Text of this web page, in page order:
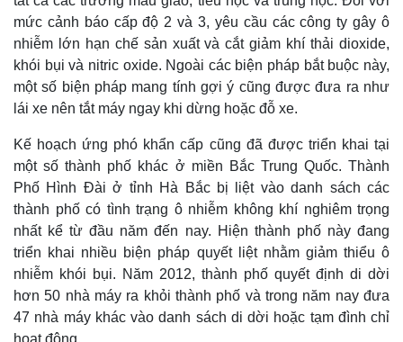
mức cảnh báo cấp độ 2 và 3, yêu cầu các công ty gây ô
nhiễm lớn hạn chế sản xuất và cắt giảm khí thải dioxide,
khói bụi và nitric oxide. Ngoài các biện pháp bắt buộc này,
một số biện pháp mang tính gợi ý cũng được đưa ra như
lái xe nên tắt máy ngay khi dừng hoặc đỗ xe.
Kế hoạch ứng phó khẩn cấp cũng đã được triển khai tại
một số thành phố khác ở miền Bắc Trung Quốc. Thành
Phố Hình Đài ở tỉnh Hà Bắc bị liệt vào danh sách các
thành phố có tình trạng ô nhiễm không khí nghiêm trọng
nhất kể từ đầu năm đến nay. Hiện thành phố này đang
triển khai nhiều biện pháp quyết liệt nhằm giảm thiểu ô
nhiễm khói bụi. Năm 2012, thành phố quyết định di dời
hơn 50 nhà máy ra khỏi thành phố và trong năm nay đưa
47 nhà máy khác vào danh sách di dời hoặc tạm đình chỉ
hoạt động.